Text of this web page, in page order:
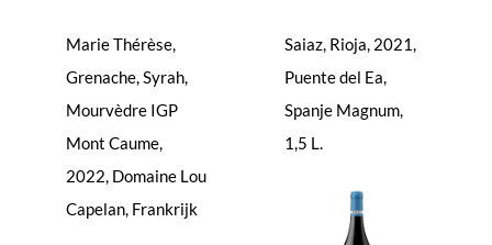
Marie Thérèse,
Grenache, Syrah,
Mourvèdre IGP
Mont Caume,
2022, Domaine Lou
Capelan, Frankrijk
Saiaz, Rioja, 2021,
Puente del Ea,
Spanje Magnum,
1,5 L.